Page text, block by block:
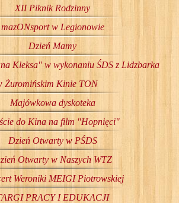
XII Piknik Rodzinny
mazONsport w Legionowie
Dzień Mamy
Kleksa" w wykonaniu ŚDS z Lidzbarka
Żuromińskim Kinie TON
Majówkowa dyskoteka
do Kina na film "Hopnięci"
Dzień Otwarty w PŚDS
Otwarty w Naszych WTZ
Weroniki MEIGI Piotrowskiej
PRACY I EDUKACJI